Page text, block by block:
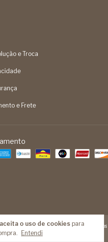
o uso de cookies para
Entendi
e Troca
e Frete
- 14093524000189 - 2026. Todos os direitos